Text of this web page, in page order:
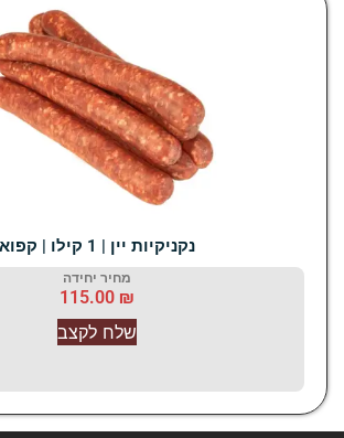
נקניקיות יין | 1 קילו | קפוא
מחיר יחידה
115.00
שלח לקצב